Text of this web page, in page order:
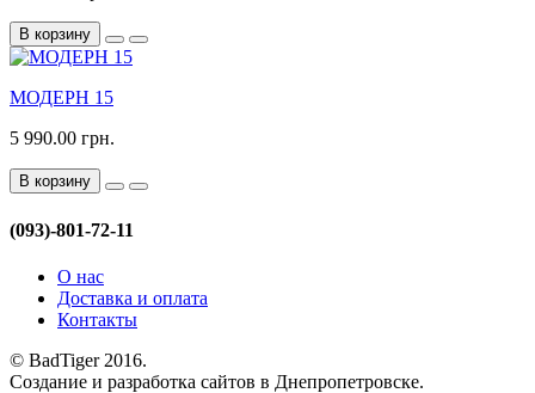
В корзину
МОДЕРН 15
5 990.00 грн.
В корзину
(093)-801-72-11
О нас
Доставка и оплата
Контакты
© BadTiger 2016.
Создание и разработка сайтов в Днепропетровске.